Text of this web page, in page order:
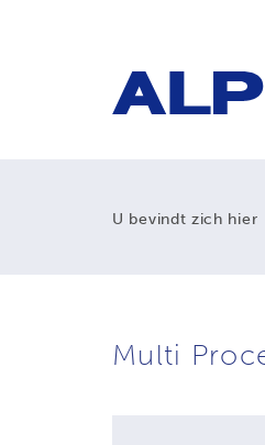
U bevindt zich hier
Multi